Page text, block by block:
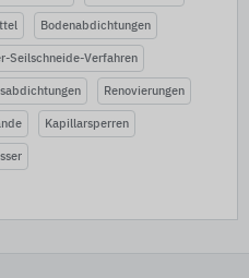
Bodenabdichtungen
Seilschneide-Verfahren
Renovierungen
Kapillarsperren